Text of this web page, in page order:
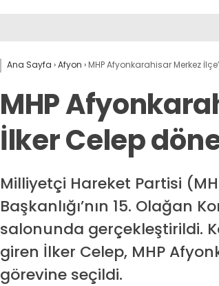
Ana Sayfa ›Afyon › MHP Afyonkarahisar Merkez
MHP
İlker Celep
Milliyetçi Hareket Partisi
Başkanlığı’nın 15. Olağan
salonunda gerçekleştirildi.
giren İlker Celep, MHP
görevine seçildi.